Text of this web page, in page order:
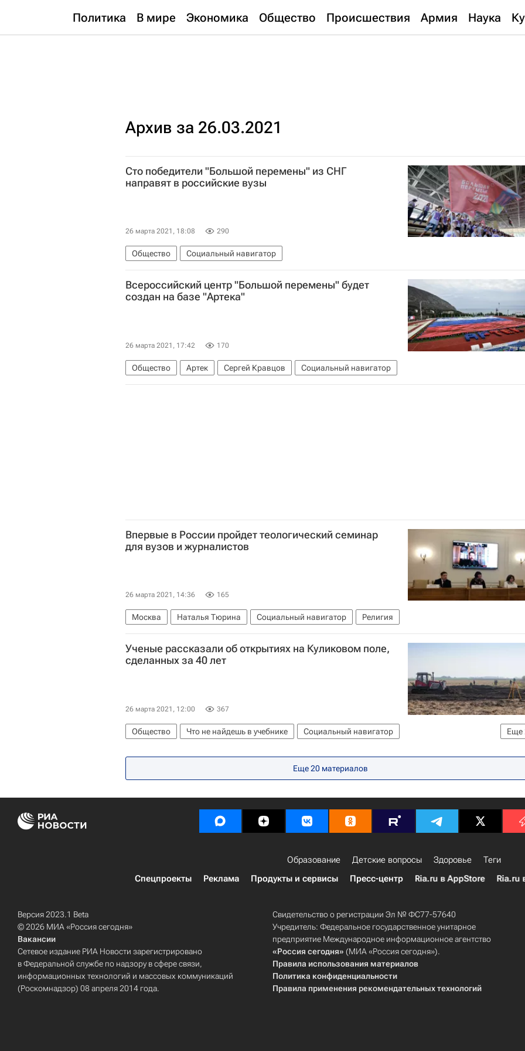
Политика В мире Экономика Общество Происшествия Армия Наука
Архив за 26.03.2021
Сто победители "Большой перемены" из СНГ
направят в российские вузы
26 марта 2021, 18:08 290
Общество Социальный навигатор
Всероссийский центр "Большой перемены" будет
создан на базе "Артека"
26 марта 2021, 17:42 170
Общество Артек Сергей Кравцов Социальный навигатор
Впервые в России пройдет теологический семинар
для вузов и журналистов
26 марта 2021, 14:36 165
Москва Наталья Тюрина Социальный навигатор Религия
Ученые рассказали об открытиях на Куликовом поле,
сделанных за 40 лет
26 марта 2021, 12:00 367
Еще
Общество Что не найдешь в учебнике
Социальный навигатор
Еще 20 материалов
Образование Детские вопросы Здоровье
Теги
Спецпроекты
Реклама Продукты и сервисы Пресс-центр Ria.ru в AppStore Ria.ru
Версия 2023.1 Beta
© 2026 МИА «Россия сегодня»
Вакансии
Сетевое издание РИА Новости зарегистрировано
в Федеральной службе по надзору в сфере связи,
информационных технологий и массовых коммуникаций
(Роскомнадзор) 08 апреля 2014 года.
Свидетельство о регистрации Эл № ФС77-57640
Учредитель: Федеральное государственное унитарное
предприятие Международное информационное агентство
«Россия сегодня» (МИА «Россия сегодня»).
Правила использования материалов
Политика конфиденциальности
Правила применения рекомендательных технологий